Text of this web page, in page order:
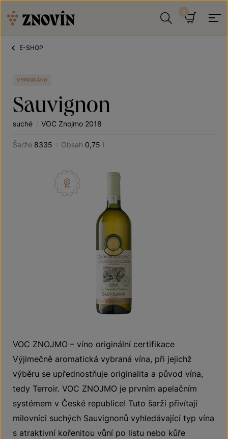
E-SHOP
VYPRODÁNO
Sauvignon
suché / VOC Znojmo 2018
Šarže 8335 / Obsah 0,75 l
VOC ZNOJMO – víno originální certifikace
Výjimečně aromatická vybraná vína, při jejichž
výběru se upřednostňuje originalita a původ vína,
tedy Terroir. VOC ZNOJMO je prvním apelačním
systémem v České republice! Tuto šarži přivítají
milovníci suchých Sauvignonů vyhledávající typ vína
s atraktivní kořenitou vůní po listu nebo kůře